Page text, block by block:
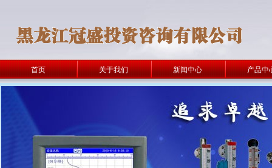
首页 关于我们 新闻中心 产品中